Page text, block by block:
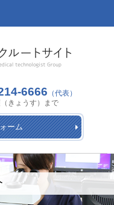
6666 （代表）
きょうす）まで
ーム